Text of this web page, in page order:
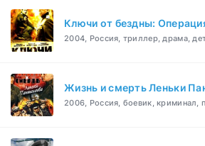
Ключи от бездны:
2004, Россия, триллер, драма,
Жизнь и смерть Леньки
2006, Россия, боевик, криминал,